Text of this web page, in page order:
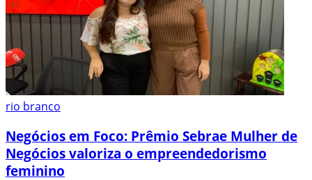
rio branco
Negócios em Foco: Prêmio Sebrae Mulher de
Negócios valoriza o empreendedorismo
feminino